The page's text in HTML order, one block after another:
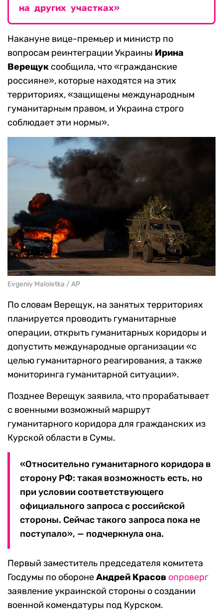
на других участках»
Накануне вице-премьер и министр по
вопросам реинтеграции Украины Ирина
Верещук сообщила, что «гражданские
россияне», которые находятся на этих
территориях, «защищены международным
гуманитарным правом, и Украина строго
соблюдает эти нормы».
Evgeniy Maloletka / AP
По словам Верещук, на занятых территориях
планируется проводить гуманитарные
операции, открыть гуманитарных коридоры и
допустить международные организации «с
целью гуманитарного реагирования, а также
мониторинга гуманитарной ситуации».
Позднее Верещук заявила, что прорабатывает
с военными возможный маршрут
гуманитарного коридора для гражданских из
Курской области в Сумы.
«Относительно гуманитарного коридора в
сторону РФ: такая возможность есть, но
при условии соответствующего
официального запроса с российской
стороны. Сейчас такого запроса пока не
поступало», — подчеркнула она.
Первый заместитель председателя комитета
Госдумы по оборонеАндрей Красов опроверг
заявление украинской стороны о создании
военной комендатуры под Курском.